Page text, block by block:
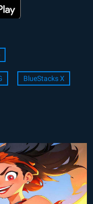
BlueStacks X